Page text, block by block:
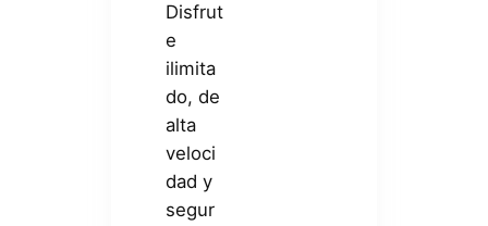
Disfrut
e
ilimita
do, de
alta
veloci
dad y
segur